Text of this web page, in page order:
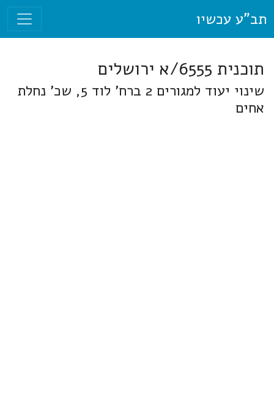
תב"ע עכשיו
תוכנית 6555/א ירושלים
שינוי יעוד למגורים 2 ברח' לוד 5, שכ' נחלת
אחים